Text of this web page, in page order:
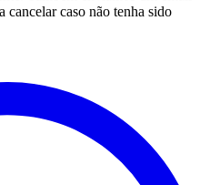
caso não tenha sido